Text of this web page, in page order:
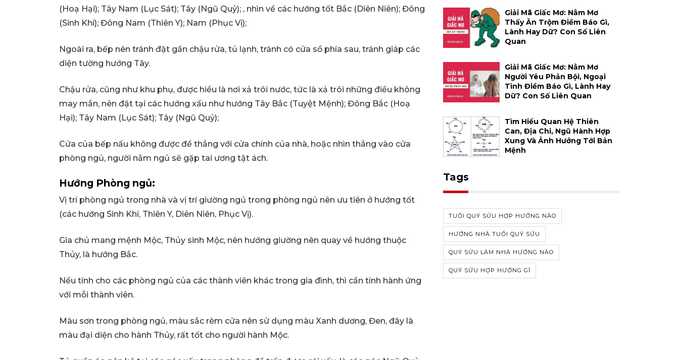
(Hoạ Hại); Tây Nam (Lục Sát); Tây (Ngũ Quỷ); , nhìn về các hướng tốt Bắc (Diên Niên); Đông
(Sinh Khí); Đông Nam (Thiên Y); Nam (Phục Vị);
Ngoài ra, bếp nên tránh đặt gần chậu rửa, tủ lạnh, tránh có cửa sổ phía sau, tránh giáp các
diện tường hướng Tây.
Chậu rửa, cũng như khu phụ, được hiểu là nơi xả trôi nước, tức là xả trôi những điều không
may mắn, nên đặt tại các hướng xấu như hướng Tây Bắc (Tuyệt Mệnh); Đông Bắc (Hoạ
Hại); Tây Nam (Lục Sát); Tây (Ngũ Quỷ);
Cửa của bếp nấu không được để thẳng với cửa chính của nhà, hoặc nhìn thẳng vào cửa
phòng ngủ, người nằm ngủ sẽ gặp tai ương tật ách.
Hướng Phòng ngủ:
Vị trí phòng ngủ trong nhà và vị trí giường ngủ trong phòng ngủ nên ưu tiên ở hướng tốt
(các hướng Sinh Khí, Thiên Y, Diên Niên, Phục Vị).
Gia chủ mang mệnh Mộc, Thủy sinh Mộc, nên hướng giường nên quay về hướng thuộc
Thủy, là hướng Bắc.
Nếu tính cho các phòng ngủ của các thành viên khác trong gia đình, thì cần tính hành ứng
với mỗi thành viên.
Màu sơn trong phòng ngủ, màu sắc rèm cửa nên sử dụng màu Xanh dương, Đen, đây là
màu đại diện cho hành Thủy, rất tốt cho người hành Mộc.
Giải Mã Giấc Mơ: Nằm Mơ
Thấy Ăn Trộm Điềm Báo Gì,
Lành Hay Dữ? Con Số Liên
Quan
Giải Mã Giấc Mơ: Nằm Mơ
Người Yêu Phản Bội, Ngoại
Tình Điềm Báo Gì, Lành Hay
Dữ? Con Số Liên Quan
Tìm Hiểu Quan Hệ Thiên
Can, Địa Chi, Ngũ Hành Hợp
Xung Và Ảnh Hưởng Tới Bản
Mệnh
Tags
TUỔI QUÝ SỬU HỢP HƯỚNG NÀO
HƯỚNG NHÀ TUỔI QUÝ SỬU
QUÝ SỬU LÀM NHÀ HƯỚNG NÀO
QUÝ SỬU HỢP HƯỚNG GÌ